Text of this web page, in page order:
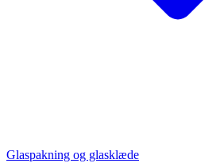
Glaspakning og glasklæde